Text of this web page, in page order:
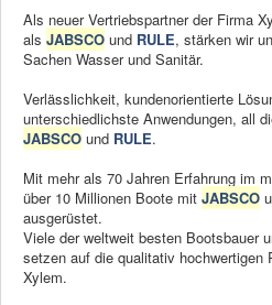
Produkte
Produkte
Katalogcenter
Kataloge bestellen
Händler
MyLindemann
Als neuer Vertriebspartner der Firma
als JABSCO und RULE, stärken wir
Sachen Wasser und Sanitär.
Verlässlichkeit, kundenorientierte
unterschiedlichste Anwendungen, all
JABSCO und RULE.
Mit mehr als 70 Jahren Erfahrung im
über 10 Millionen Boote mit JABSCO
ausgerüstet.
Viele der weltweit besten Bootsbauer
setzen auf die qualitativ hochwertigen
Xylem.